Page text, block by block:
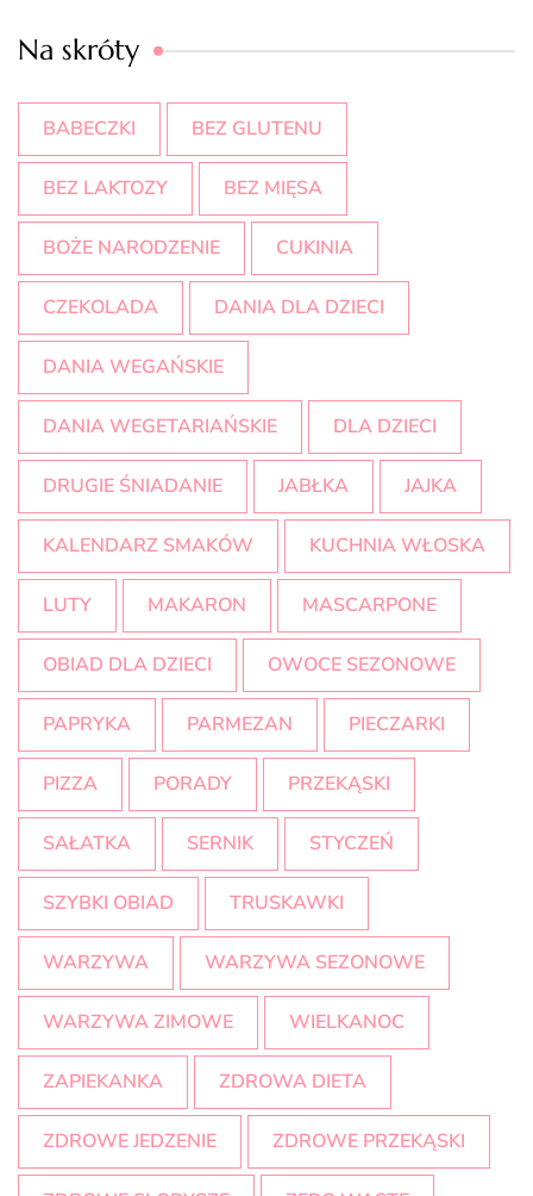
Na skróty
BABECZKI BEZ GLUTENU
BEZ LAKTOZY BEZ MIĘSA
BOŻE NARODZENIE CUKINIA
CZEKOLADA DANIA DLA DZIECI
DANIA WEGAŃSKIE
DANIA WEGETARIAŃSKIE DLA DZIECI
DRUGIE ŚNIADANIE JABŁKA JAJKA
KALENDARZ SMAKÓW KUCHNIA WŁOSKA
LUTY MAKARON MASCARPONE
OBIAD DLA DZIECI OWOCE SEZONOWE
PAPRYKA PARMEZAN PIECZARKI
PIZZA PORADY PRZEKĄSKI
SAŁATKA SERNIK STYCZEŃ
SZYBKI OBIAD TRUSKAWKI
WARZYWA WARZYWA SEZONOWE
WARZYWA ZIMOWE WIELKANOC
ZAPIEKANKA ZDROWA DIETA
ZDROWE JEDZENIE ZDROWE PRZEKĄSKI